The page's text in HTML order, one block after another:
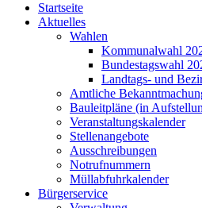
Startseite
Aktuelles
Wahlen
Kommunalwahl
Bundestagswahl
Landtags- und
Amtliche
Bauleitpläne (in
Veranstaltungskalender
Stellenangebote
Ausschreibungen
Notrufnummern
Müllabfuhrkalender
Bürgerservice